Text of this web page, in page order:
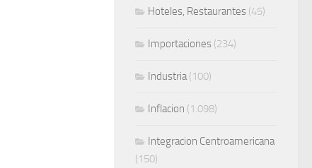
Hoteles, Restaurantes (45)
Importaciones (234)
Industria(100)
Inflacion (1.098)
Integracion Centroamericana
(150)